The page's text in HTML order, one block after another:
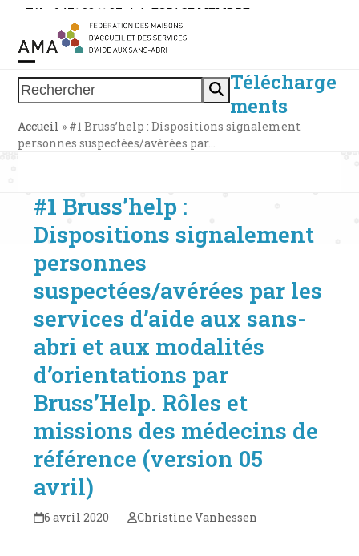
Skip
content
Tél. : 0471 38 11 37 | | ESPACE MEMBRE
Rechercher
Open
mobile
menu
Close
mobile
menu
Télécharge
ments
Accueil » #1 Bruss’help : Dispositions signalement
personnes suspectées/avérées par…
#1 Bruss’help :
Dispositions signalement
personnes
suspectées/avérées par les
services d’aide aux sans-
abri et aux modalités
d’orientations par
Bruss’Help. Rôles et
missions des médecins de
référence (version 05
avril)
6 avril 2020 Christine Vanhessen